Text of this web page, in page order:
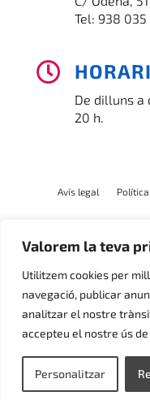
Valorem la teva
Utilitzem cookies per
navegació, publicar
analitzar el nostre
accepteu el nostre ús de
Personalitzar
Tel: 938
 HORARI
De dilluns a
20 h.
Avís legal